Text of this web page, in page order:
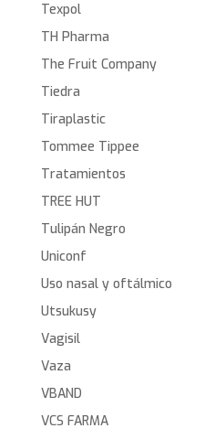
Texpol
TH Pharma
The Fruit Company
Tiedra
Tiraplastic
Tommee Tippee
Tratamientos
TREE HUT
Tulipán Negro
Uniconf
Uso nasal y oftálmico
Utsukusy
Vagisil
Vaza
VBAND
VCS FARMA